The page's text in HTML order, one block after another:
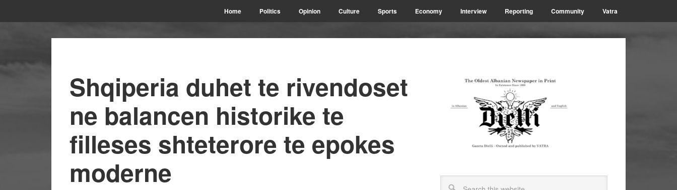
Home Politics Opinion Culture Sports Economy Interview Reporting Community Vatra
Shqiperia duhet te rivendoset
ne balancen historike te
filleses shteterore te epokes
moderne